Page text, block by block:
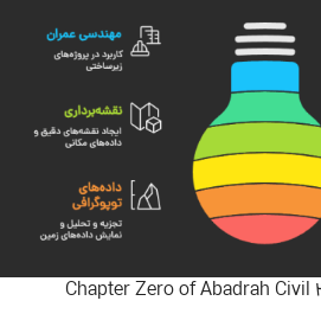
Chapter Zero of Abadrah Civil